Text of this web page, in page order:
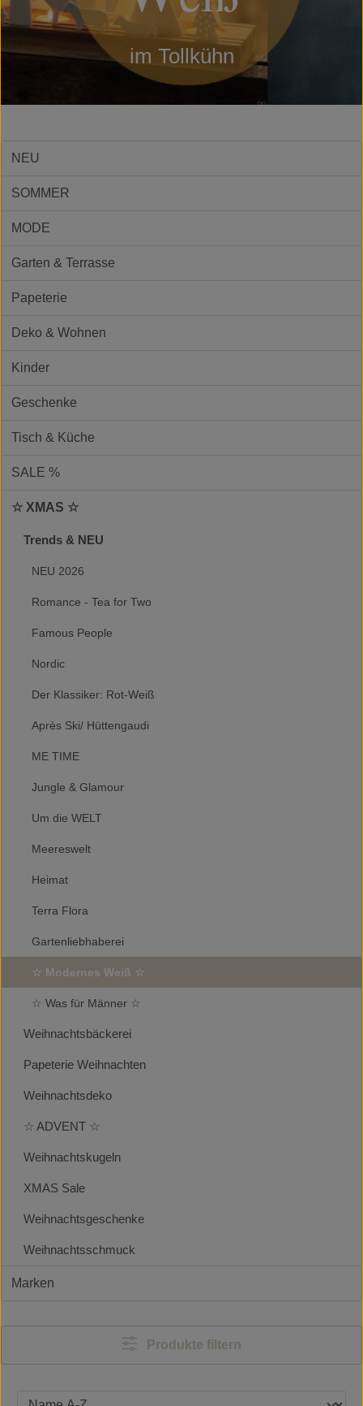
im Tollkühn
NEU
SOMMER
MODE
Garten & Terrasse
Papeterie
Deko & Wohnen
Kinder
Geschenke
Tisch & Küche
SALE %
☆ XMAS ☆
Trends & NEU
NEU 2026
Romance - Tea for Two
Famous People
Nordic
Der Klassiker: Rot-Weiß
Après Ski/ Hüttengaudi
ME TIME
Jungle & Glamour
Um die WELT
Meereswelt
Heimat
Terra Flora
Gartenliebhaberei
☆ Modernes Weiß ☆
☆ Was für Männer ☆
Weihnachtsbäckerei
Papeterie Weihnachten
Weihnachtsdeko
☆ ADVENT ☆
Weihnachtskugeln
XMAS Sale
Weihnachtsgeschenke
Weihnachtsschmuck
Marken
Produkte filtern